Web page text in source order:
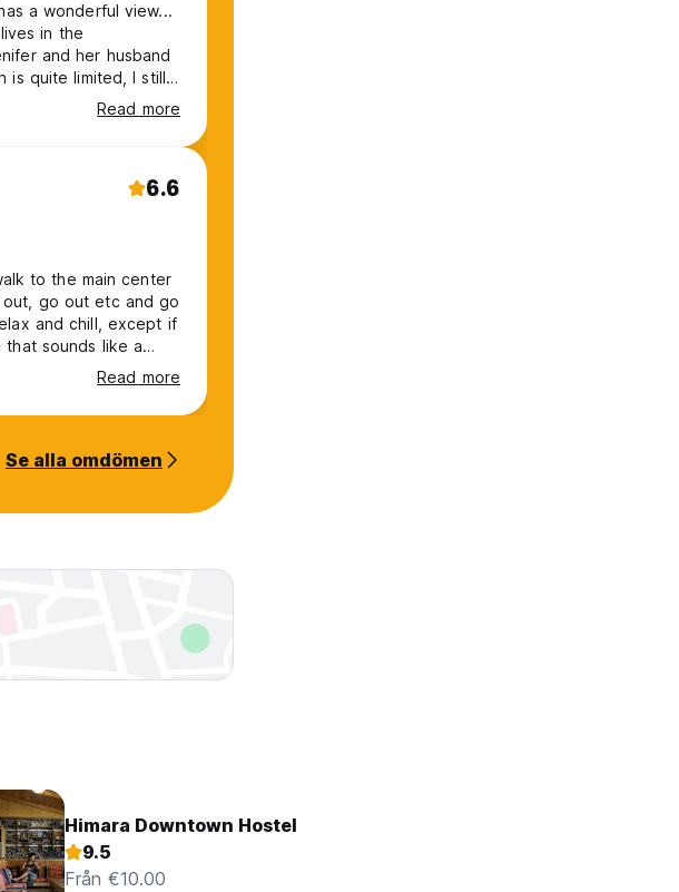
a wonderful view...
in the
and her husband
is quite limited, I still
The breakfast is
the price of about
Read more
6.6
to the main center
go out etc and go
and chill, except if
sounds like a
Think the otherRead more
Se alla omdömen
Himara Downtown Hostel
9.5
Från €10.00